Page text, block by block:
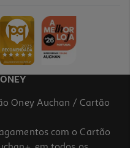
Oney Auchan / Cartão
com o Cartão